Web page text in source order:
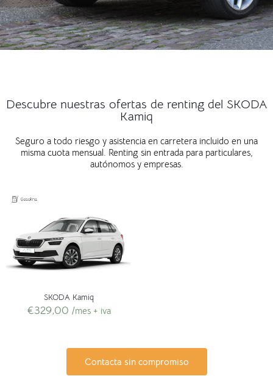
Descubre nuestras ofertas de renting del SKODA
Kamiq
Seguro a todo riesgo y asistencia en carretera incluido en una
misma cuota mensual. Renting sin entrada para particulares,
autónomos y empresas.
SKODA Kamiq
€329,00 /mes + iva
Contacta sin compromiso